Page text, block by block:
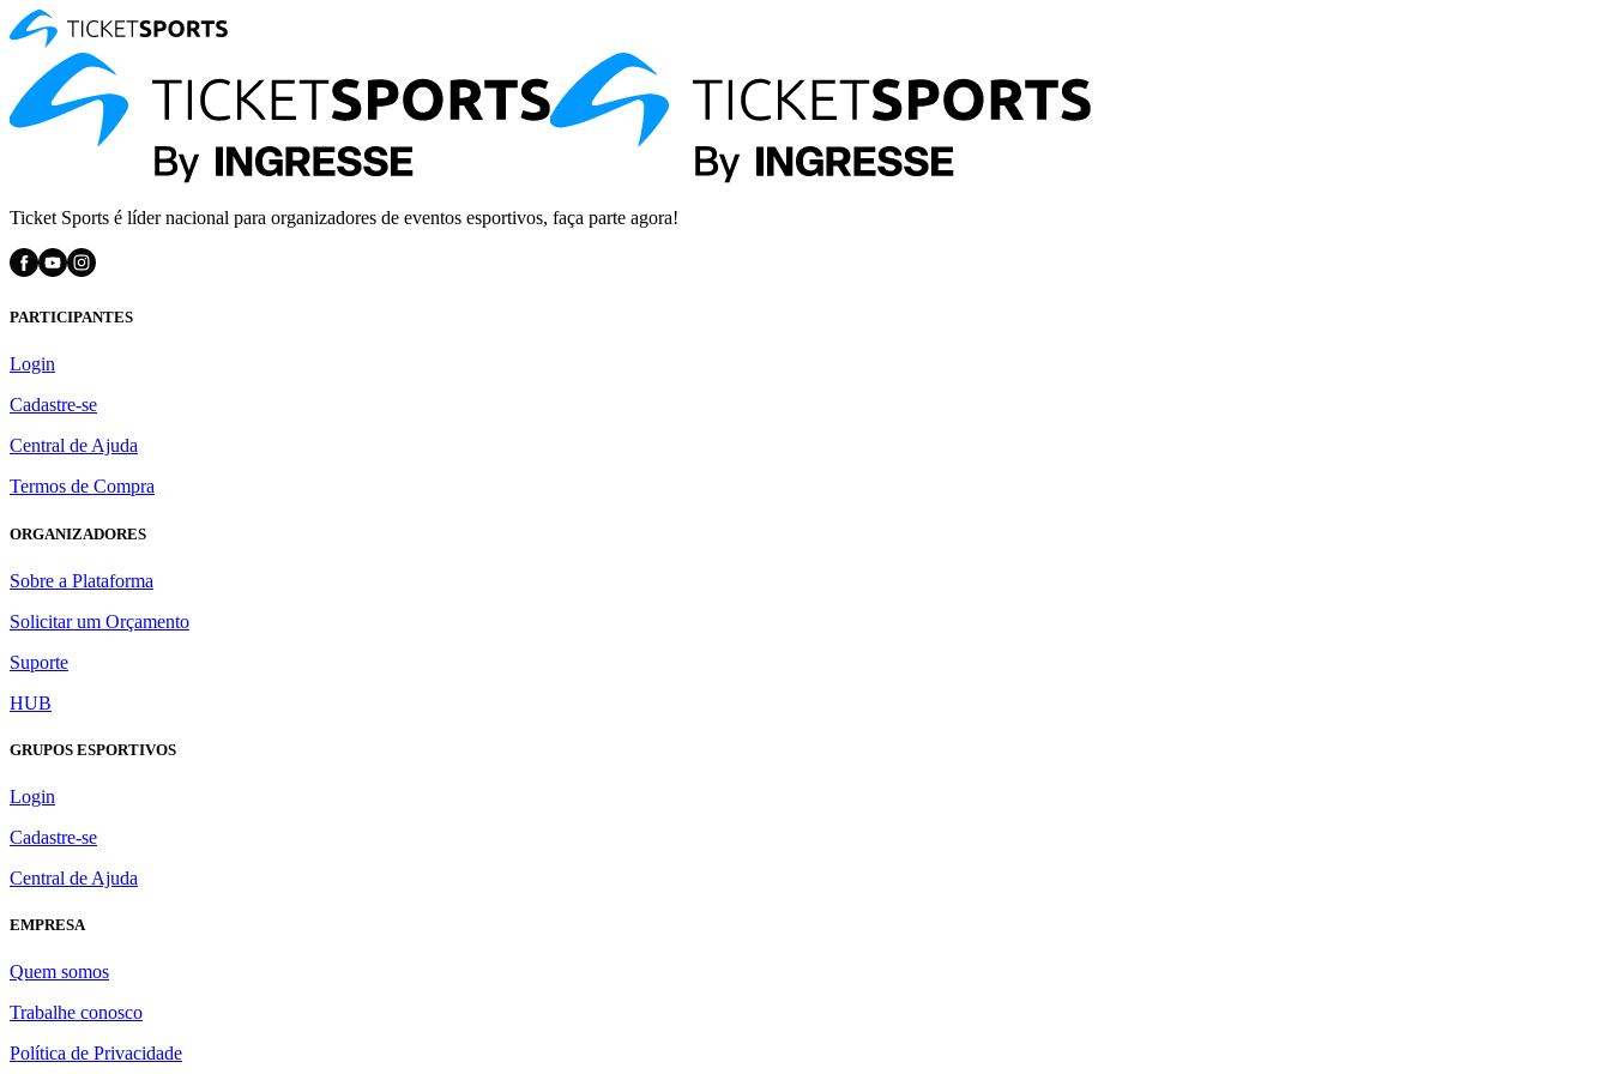
Ticket Sports é líder nacional para organizadores de eventos esportivos, faça parte agora!
PARTICIPANTES
Login
Cadastre-se
Central de Ajuda
Termos de Compra
ORGANIZADORES
Sobre a Plataforma
Solicitar um Orçamento
Suporte
HUB
GRUPOS ESPORTIVOS
Login
Cadastre-se
Central de Ajuda
EMPRESA
Quem somos
Trabalhe conosco
Política de Privacidade